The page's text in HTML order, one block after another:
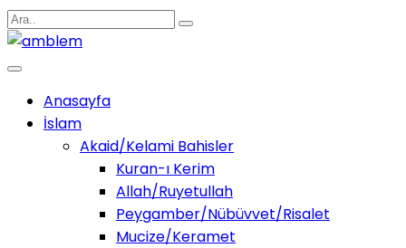
Anasayfa
İslam
Akaid/Kelami Bahisler
Kuran-ı Kerim
Allah/Ruyetullah
Peygamber/Nübüvvet/Risalet
Mucize/Keramet